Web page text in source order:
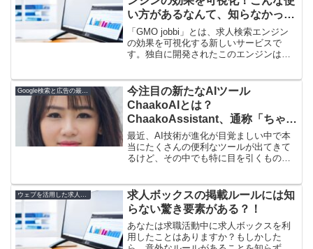
い方があるなんて、知らなかっ
た！
「GMO jobbi」とは、求人検索エンジン
の効果を可視化する新しいサービスで
す。独自に開発されたこのエンジンは、
はしっかりレポート化されています。さ
らに、職場の掲示板...
今注目の新たなAIツール
ChaakoAIとは？
ChaakoAssistant、通称「ちゃー
こ」とはどのようなサービスなの
か
最近、AI技術が進化が目覚ましい中で本
当にたくさんの便利なツールが出てきて
るけど、その中でも特に目を引くものの
らしい。今注目の新たなAIツール
ChaakoA...
求人ボックスの掲載ルールには知
らない驚き要素がある？！
あなたは求職活動中に求人ボックスを利
用したことはありますか？もしかした